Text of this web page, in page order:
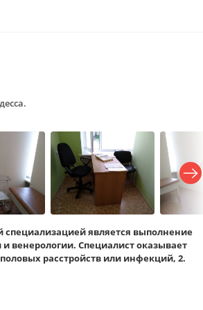
является выполнение
венерологии. Специалист оказывает
расстройств или инфекций, 2.